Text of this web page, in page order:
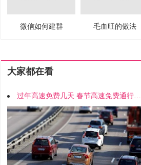
微信如何建群 毛血旺的做法
大家都在看
过年高速免费几天 春节高速免费通行时间